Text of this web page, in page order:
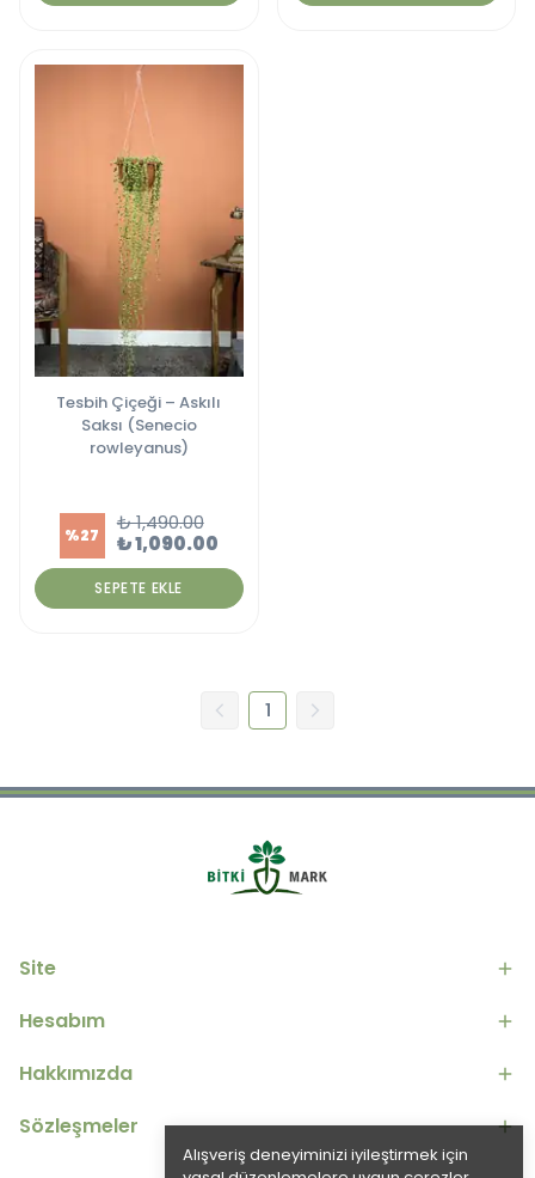
Alışveriş deneyiminizi iyileştirmek için
Tesbih Çiçeği – Askılı
Saksı (Senecio
rowleyanus)
%27
₺ 1,490.00
₺ 1,090.00
SEPETE EKLE
1
Site
Hesabım
Hakkımızda
Sözleşmeler